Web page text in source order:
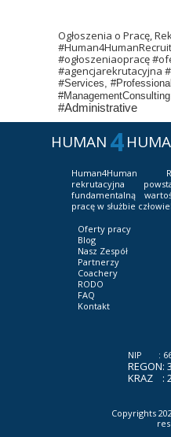
4
NIP :
REGON:
KRAZ :
Human4Human
rekrutacyjna
fundamentalną
pracę w służbie
HUMAN
Oferty pracy
Blog
Nasz Zespół
Partnerzy
Coachery
RODO
FAQ
Kontakt
Copyrights
Ogłoszenia o Pracę,
#ogłoszeniaopracę
#agencjarekrutacyjna
#Services,
#Administrative